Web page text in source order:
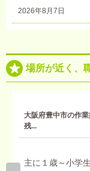
2026年8月7日
場所が近く、
大阪府豊中市の作
残...
主に１歳～小学